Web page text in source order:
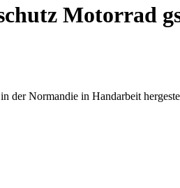
Motorrad
der Normandie in Handarbeit